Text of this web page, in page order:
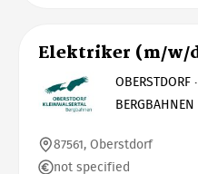
Elektriker (m/w/
OBERSTDORF
BERGBAHNEN
87561, Oberstdorf
not specified